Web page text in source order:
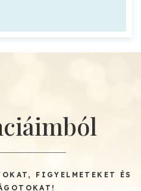
FIGYELMETEKET ÉS